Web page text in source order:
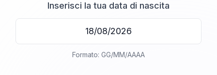
Inserisci la tua data di nascita
Formato: GG/MM/AAAA